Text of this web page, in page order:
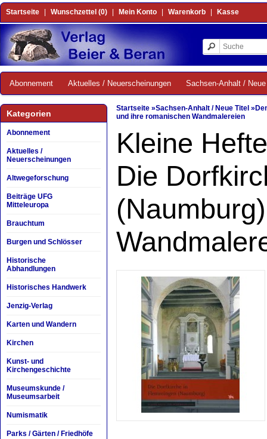
Startseite Wunschzettel (0) Mein Konto Warenkorb Kasse
Abonnement Aktuelles / Neuerscheinungen Sachsen-Anhalt /
Kategorien
Abonnement
Aktuelles /
Neuerscheinungen
Altwegeforschung
Beiträge UFG
Mitteleuropa
Brauchtum
Burgen und Schlösser
Historische
Abhandlungen
Historisches Handwerk
Jenzig-Verlag
Karten und Wandern
Kirchen
Kunst- und
Kirchengeschichte
Museumskunde /
Museumsarbeit
Numismatik
Parks / Gärten / Friedhöfe
Startseite »Sachsen-Anhalt / Neue Titel »
und ihre romanischen Wandmalereien
Kleine
Die